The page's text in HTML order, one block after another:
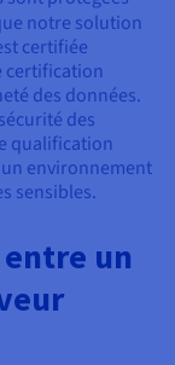
notre solution
certifiée
certification
des données.
des
qualification
environnement
sensibles.
un